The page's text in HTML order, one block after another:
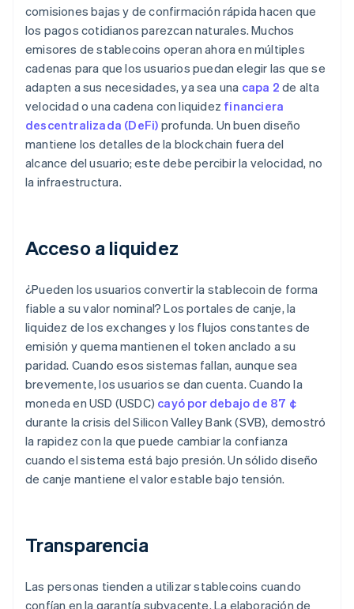
comisiones bajas y de confirmación rápida hacen que
los pagos cotidianos parezcan naturales. Muchos
emisores de stablecoins operan ahora en múltiples
cadenas para que los usuarios puedan elegir las que se
adapten a sus necesidades, ya sea una capa 2 de alta
velocidad o una cadena con liquidez financiera
descentralizada (DeFi) profunda. Un buen diseño
mantiene los detalles de la blockchain fuera del
alcance del usuario; este debe percibir la velocidad, no
la infraestructura.
Acceso a liquidez
¿Pueden los usuarios convertir la stablecoin de forma
fiable a su valor nominal? Los portales de canje, la
liquidez de los exchanges y los flujos constantes de
emisión y quema mantienen el token anclado a su
paridad. Cuando esos sistemas fallan, aunque sea
brevemente, los usuarios se dan cuenta. Cuando la
moneda en USD (USDC) cayó por debajo de 87 ¢
durante la crisis del Silicon Valley Bank (SVB), demostró
la rapidez con la que puede cambiar la confianza
cuando el sistema está bajo presión. Un sólido diseño
de canje mantiene el valor estable bajo tensión.
Transparencia
Las personas tienden a utilizar stablecoins cuando
confían en la garantía subyacente. La elaboración de